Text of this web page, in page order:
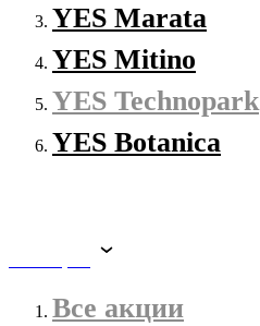
YES Marata
YES Mitino
YES Technopark
YES Botanica
Все акции